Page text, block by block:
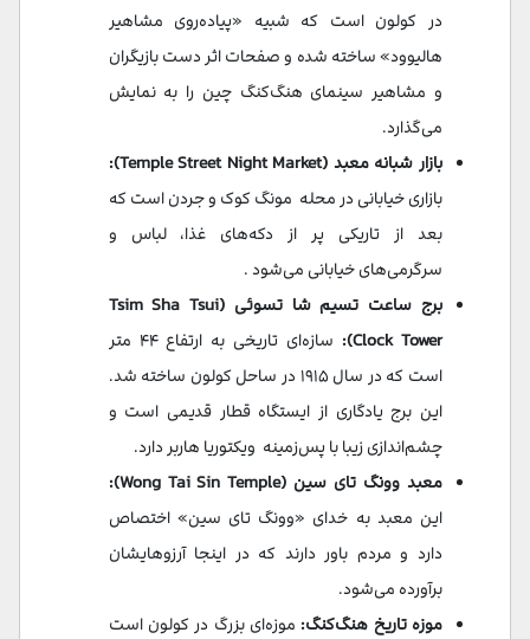
در کولون است که شبیه «پیاده‌روی مشاهیر
هالیوود» ساخته شده و صفحات اثر دست بازیگران
و مشاهیر سینمای هنگ‌کنگ چین را به نمایش
می‌گذارد.
بازار شبانه معبد (Temple Street Night Market):
بازاری خیابانی در محله مونگ کوک و جردن است که
بعد از تاریکی پر از دکه‌های غذا، لباس و
سرگرمی‌های خیابانی می‌شود .
برج ساعت تسیم شا تسوئی (Tsim Sha Tsui
Clock Tower):
سازه‌ای تاریخی به ارتفاع ۴۴ متر
است که در سال ۱۹۱۵ در ساحل کولون ساخته شد.
این برج یادگاری از ایستگاه قطار قدیمی است و
چشم‌اندازی زیبا با پس‌زمینه ویکتوریا هاربر دارد.
معبد وونگ تای سین (Wong Tai Sin Temple):
این معبد به خدای «وونگ تای سین» اختصاص
دارد و مردم باور دارند که در اینجا آرزوهایشان
برآورده می‌شود.
موزه تاریخ هنگ‌کنگ: موزه‌ای بزرگ در کولون است